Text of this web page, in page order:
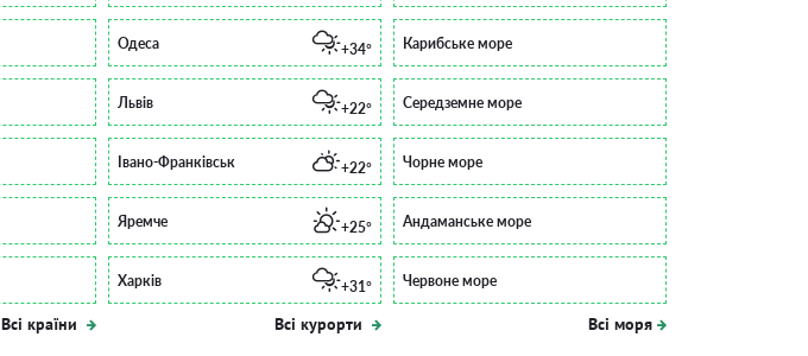
Всі країни
Одеса +34°
Львів +22°
Івано-Франківськ +22°
Яремче +25°
Харків +31°
Всі курорти
Карибське море
Середземне море
Чорне море
Андаманське море
Червоне море
Всі моря